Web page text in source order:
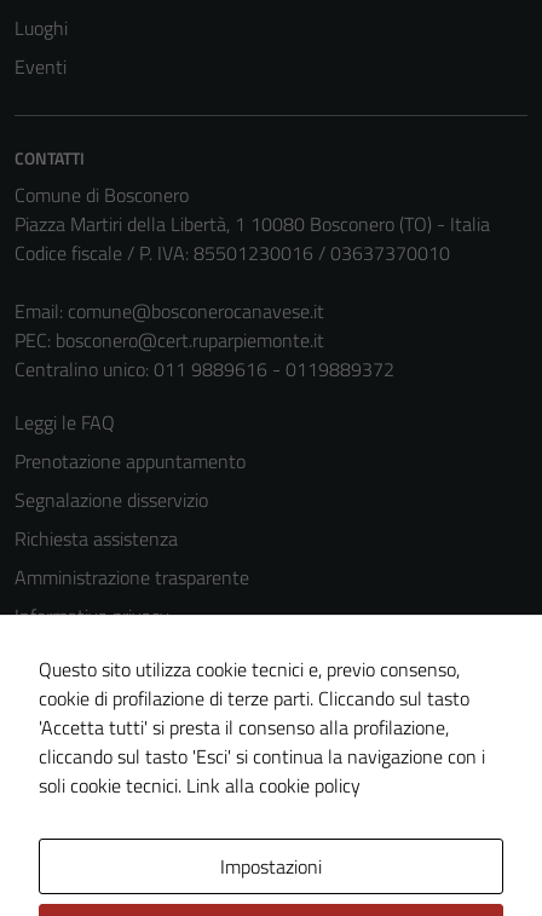
Luoghi
Eventi
CONTATTI
Comune di Bosconero
Piazza Martiri della Libertà, 1 10080 Bosconero (TO) - Italia
Codice fiscale / P. IVA: 85501230016 / 03637370010
Email: comune@bosconerocanavese.it
PEC: bosconero@cert.ruparpiemonte.it
Centralino unico: 011 9889616 - 0119889372
Leggi le FAQ
Prenotazione appuntamento
Segnalazione disservizio
Richiesta assistenza
Amministrazione trasparente
Informativa privacy
Note legali
Dichiarazione di accessibilità
Piano di miglioramento del sito
Questo sito utilizza cookie tecnici e, previo consenso,
cookie di profilazione di terze parti. Cliccando sul tasto
'Accetta tutti' si presta il consenso alla profilazione,
cliccando sul tasto 'Esci' si continua la navigazione con i
soli cookie tecnici. Link alla cookie policy
Impostazioni
non raccolgono
informazioni